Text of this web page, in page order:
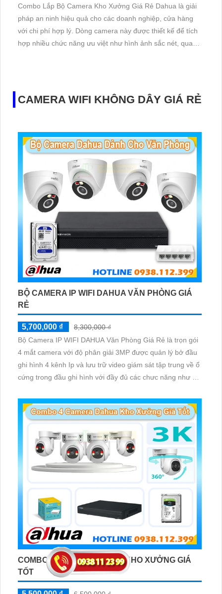
Combo Lắp Bộ Camera Kho Xưởng Giá Rẻ Dahua là giải
pháp an ninh hiệu quả cho các doanh nghiệp, cửa hàng
với chi phí hợp lý. Dòng camera này được thiết kế để tích
hợp nhiều chức năng ưu việt như hình ảnh sắc nét, quay
CAMERA WIFI KHÔNG DÂY GIÁ RẺ
BỘ CAMERA IP WIFI DAHUA VĂN PHÒNG GIÁ
RẺ
5,700,000 ₫
8,300,000 ₫
Bộ Camera IP WIFI DAHUA Văn Phòng Giá Rẻ là trọn gói
4 mắt camera với độ phân giải 3MP được quản lý bở đầu
ghi hình 4 kênh Ip và lưu trữ video giám sát tập trung về ổ
cứng trong đầu ghi hình với đầy đủ các chưc năng như AI
giám sát có màu vào ban đêm
COMBO 4 CAMERA DAHUA KHO XƯỞNG GIÁ
TỐT